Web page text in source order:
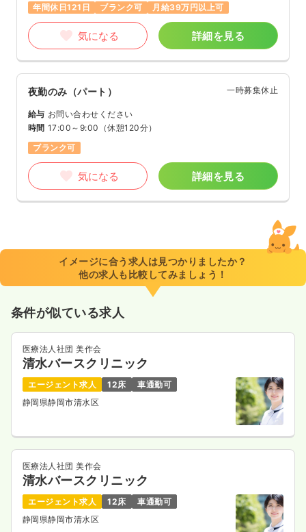
年間休日121日
ブランク可 月給39万円以上可
気になる 詳細を見る
夜勤のみ（パート） 一時募集休止
給与 お問い合わせください
時間 17:00～9:00 （休憩120分）
ブランク可
気になる 詳細を見る
イメージに合う求人は見つかりましたか？
他の求人も比較してみましょう！
条件が似ている求人
医療法人社団 美作会
清水バースクリニック
エージェント求人 12床
車通勤可
静岡県静岡市清水区
医療法人社団 美作会
清水バースクリニック
エージェント求人 12床
車通勤可
静岡県静岡市清水区